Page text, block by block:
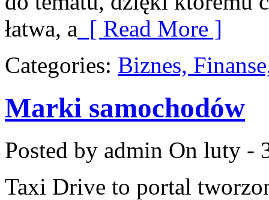
łatwa, a [ Read More ]
Categories: Biznes,
Marki samochodów
Posted by admin On luty -
Taxi Drive to portal